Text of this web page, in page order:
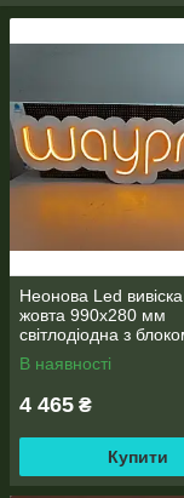
Неонова Led
жовта 990х280 мм
світлодіодна з
живлення
В наявності
4 465 ₴
Купити